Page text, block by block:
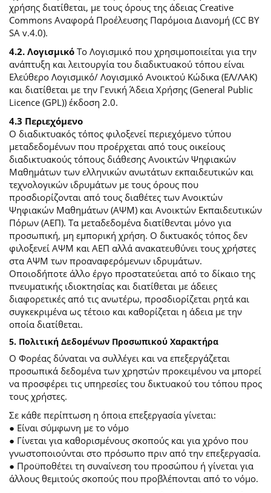
χρήσης διατίθεται, με τους όρους της άδειας Creative
Commons Αναφορά Προέλευσης Παρόμοια Διανομή (CC BY
SA v.4.0).
4.2. ΛογισμικόΤο Λογισμικό που χρησιμοποιείται για την
ανάπτυξη και λειτουργία του διαδικτυακού τόπου είναι
Ελεύθερο Λογισμικό/ Λογισμικό Ανοικτού Κώδικα (ΕΛ/ΛΑΚ)
και διατίθεται με την Γενική Άδεια Χρήσης (General Public
Licence (GPL)) έκδοση 2.0.
4.3 Περιεχόμενο
O διαδικτυακός τόπος φιλοξενεί περιεχόμενο τύπου
μεταδεδομένων που προέρχεται από τους οικείους
διαδικτυακούς τόπους διάθεσης Ανοικτών Ψηφιακών
Μαθημάτων των ελληνικών ανωτάτων εκπαιδευτικών και
τεχνολογικών ιδρυμάτων με τους όρους που
προσδιορίζονται από τους διαθέτες των Ανοικτών
Ψηφιακών Μαθημάτων (ΑΨΜ) και Ανοικτών Εκπαιδευτικών
Πόρων (ΑΕΠ). Τα μεταδεδομένα διατίθενται μόνο για
προσωπική, μη εμπορική χρήση. Ο δικτυακός τόπος δεν
φιλοξενεί ΑΨΜ και ΑΕΠ αλλά ανακατευθύνει τους χρήστες
στα ΑΨΜ των προαναφερόμενων ιδρυμάτων.
Οποιοδήποτε άλλο έργο προστατεύεται από το δίκαιο της
πνευματικής ιδιοκτησίας και διατίθεται με άδειες
διαφορετικές από τις ανωτέρω, προσδιορίζεται ρητά και
συγκεκριμένα ως τέτοιο και καθορίζεται η άδεια με την
οποία διατίθεται.
5. Πολιτική Δεδομένων Προσωπικού Χαρακτήρα
Ο Φορέας δύναται να συλλέγει και να επεξεργάζεται
προσωπικά δεδομένα των χρηστών προκειμένου να μπορεί
να προσφέρει τις υπηρεσίες του δικτυακού του τόπου προς
τους χρήστες.
Σε κάθε περίπτωση η όποια επεξεργασία γίνεται:
● Είναι σύμφωνη με το νόμο
● Γίνεται για καθορισμένους σκοπούς και για χρόνο που
γνωστοποιούνται στο πρόσωπο πριν από την επεξεργασία.
● Προϋποθέτει τη συναίνεση του προσώπου ή γίνεται για
άλλους θεμιτούς σκοπούς που προβλέπονται από το νόμο.